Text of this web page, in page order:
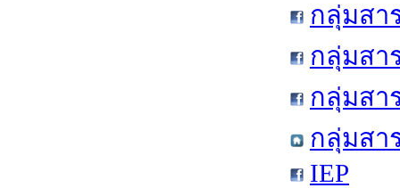
กลุ่มสา
กลุ่มสา
กลุ่มสา
กลุ่มสา
IEP